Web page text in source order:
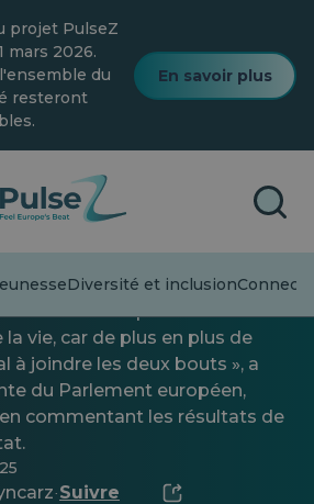
projet PulseZ
mars 2026.
du
resteront
En savoir plus
Diversité et inclusion
en Europe : où
les plus élevés
inquiets de la
vie, car de plus en plus de
à joindre les deux bouts », a
du Parlement européen,
commentant les résultats de
· Suivre